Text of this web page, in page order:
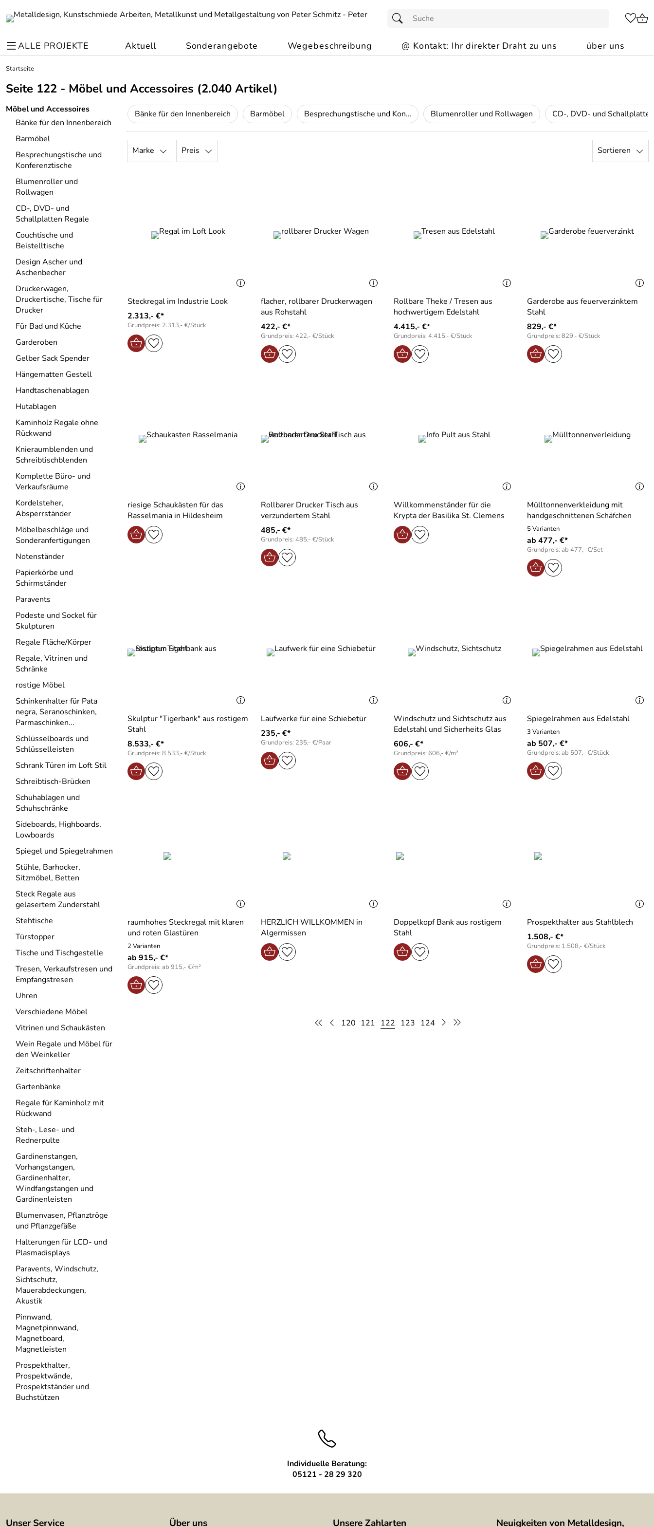
ALLE PROJEKTE Aktuell Sonderangebote Wegebeschreibung @ Kontakt: Ihr direkter Draht zu uns über uns
Startseite
Seite 122 - Möbel und Accessoires (2.040 Artikel)
Möbel und Accessoires
Bänke für den Innenbereich
Barmöbel
Besprechungstische und
Konferenztische
Blumenroller und
Rollwagen
CD-, DVD- und
Schallplatten Regale
Couchtische und
Beistelltische
Design Ascher und
Aschenbecher
Druckerwagen,
Druckertische, Tische für
Drucker
Für Bad und Küche
Garderoben
Gelber Sack Spender
Hängematten Gestell
Handtaschenablagen
Hutablagen
Kaminholz Regale ohne
Rückwand
Knieraumblenden und
Schreibtischblenden
Komplette Büro- und
Verkaufsräume
Kordelsteher,
Absperrständer
Möbelbeschläge und
Sonderanfertigungen
Notenständer
Papierkörbe und
Schirmständer
Paravents
Podeste und Sockel für
Skulpturen
Regale Fläche/Körper
Regale, Vitrinen und
Schränke
rostige Möbel
Schinkenhalter für Pata
negra, Seranoschinken,
Parmaschinken...
Schlüsselboards und
Schlüsselleisten
Schrank Türen im Loft Stil
Schreibtisch-Brücken
Schuhablagen und
Schuhschränke
Sideboards, Highboards,
Lowboards
Spiegel und Spiegelrahmen
Stühle, Barhocker,
Sitzmöbel, Betten
Steck Regale aus
gelasertem Zunderstahl
Stehtische
Türstopper
Tische und Tischgestelle
Tresen, Verkaufstresen und
Empfangstresen
Uhren
Verschiedene Möbel
Vitrinen und Schaukästen
Wein Regale und Möbel für
den Weinkeller
Zeitschriftenhalter
Gartenbänke
Regale für Kaminholz mit
Rückwand
Steh-, Lese- und
Rednerpulte
Gardinenstangen,
Vorhangstangen,
Gardinenhalter,
Windfangstangen und
Gardinenleisten
Blumenvasen, Pflanztröge
und Pflanzgefäße
Halterungen für LCD- und
Plasmadisplays
Paravents, Windschutz,
Sichtschutz,
Mauerabdeckungen,
Akustik
Pinnwand,
Magnetpinnwand,
Magnetboard,
Magnetleisten
Prospekthalter,
Prospektwände,
Prospektständer und
Buchstützen
Bänke für den Innenbereich Barmöbel Besprechungstische und Konferenztische Blumenroller und Rollwagen
Marke Preis Sortieren
Steckregal im Industrie Look
2.313,- €*
Grundpreis: 2.313,- €/Stück
flacher, rollbarer Druckerwagen
aus Rohstahl
422,- €*
Grundpreis: 422,- €/Stück
Rollbare Theke / Tresen aus
hochwertigem Edelstahl
4.415,- €*
Grundpreis: 4.415,- €/Stück
Garderobe aus feuerverzinktem
Stahl
829,- €*
Grundpreis: 829,- €/Stück
riesige Schaukästen für das
Rasselmania in Hildesheim
Rollbarer Drucker Tisch aus
verzundertem Stahl
485,- €*
Grundpreis: 485,- €/Stück
Willkommenständer für die
Krypta der Basilika St. Clemens
Mülltonnenverkleidung mit
handgeschnittenen Schäfchen
5 Varianten
ab 477,- €*
Grundpreis: ab 477,- €/Set
Skulptur "Tigerbank" aus rostigem
Stahl
8.533,- €*
Grundpreis: 8.533,- €/Stück
Laufwerke für eine Schiebetür
235,- €*
Grundpreis: 235,- €/Paar
Windschutz und Sichtschutz aus
Edelstahl und Sicherheits Glas
606,- €*
Grundpreis: 606,- €/m²
Spiegelrahmen aus Edelstahl
3 Varianten
ab 507,- €*
Grundpreis: ab 507,- €/Stück
raumhohes Steckregal mit klaren
und roten Glastüren
2 Varianten
ab 915,- €*
Grundpreis: ab 915,- €/m²
HERZLICH WILLKOMMEN in
Algermissen
Doppelkopf Bank aus rostigem
Stahl
Prospekthalter aus Stahlblech
1.508,- €*
Grundpreis: 1.508,- €/Stück
120 121 122 123 124
Individuelle Beratung:
05121 - 28 29 320
Unser Service Über uns Unsere Zahlarten
Neuigkeiten von Metalldesign,